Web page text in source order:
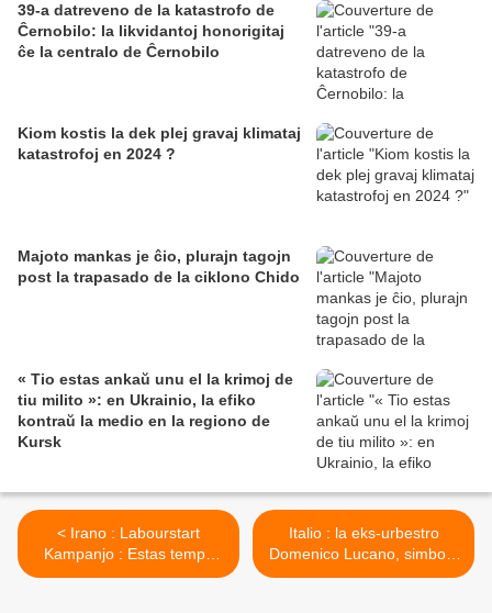
39-a datreveno de la katastrofo de
Ĉernobilo: la likvidantoj honorigitaj
ĉe la centralo de Ĉernobilo
Kiom kostis la dek plej gravaj klimataj
katastrofoj en 2024 ?
Majoto mankas je ĉio, plurajn tagojn
post la trapasado de la ciklono Chido
« Tio estas ankaŭ unu el la krimoj de
tiu milito »: en Ukrainio, la efiko
kontraŭ la medio en la regiono de
Kursk
< Irano : Labourstart
Kampanjo : Estas tempo
agnoski la sendependajn
Italio : la eks-urbestro
Domenico Lucano, simbola
figuro pri akceptado de la